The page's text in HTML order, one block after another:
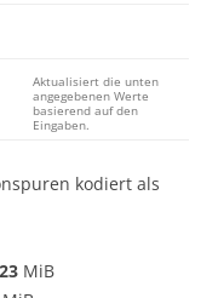
Aktualisiert die unten
angegebenen Werte
basierend auf den
Eingaben.
kodiert als
MiB